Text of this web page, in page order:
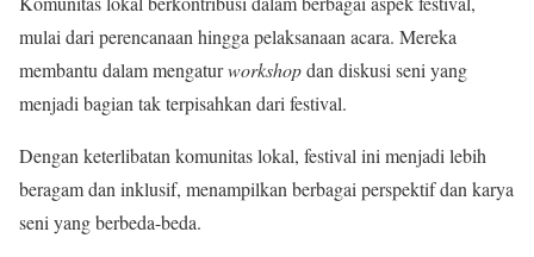
mulai dari perencanaan hingga pelaksanaan acara. Mereka
membantu dalam mengaturworkshopdan diskusi seni yang
menjadi bagian tak terpisahkan dari festival.
Dengan keterlibatan komunitas lokal, festival ini menjadi lebih
beragam dan inklusif, menampilkan berbagai perspektif dan karya
seni yang berbeda-beda.